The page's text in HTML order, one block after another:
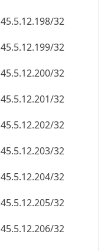
45.5.12.198/32
45.5.12.199/32
45.5.12.200/32
45.5.12.201/32
45.5.12.202/32
45.5.12.203/32
45.5.12.204/32
45.5.12.205/32
45.5.12.206/32